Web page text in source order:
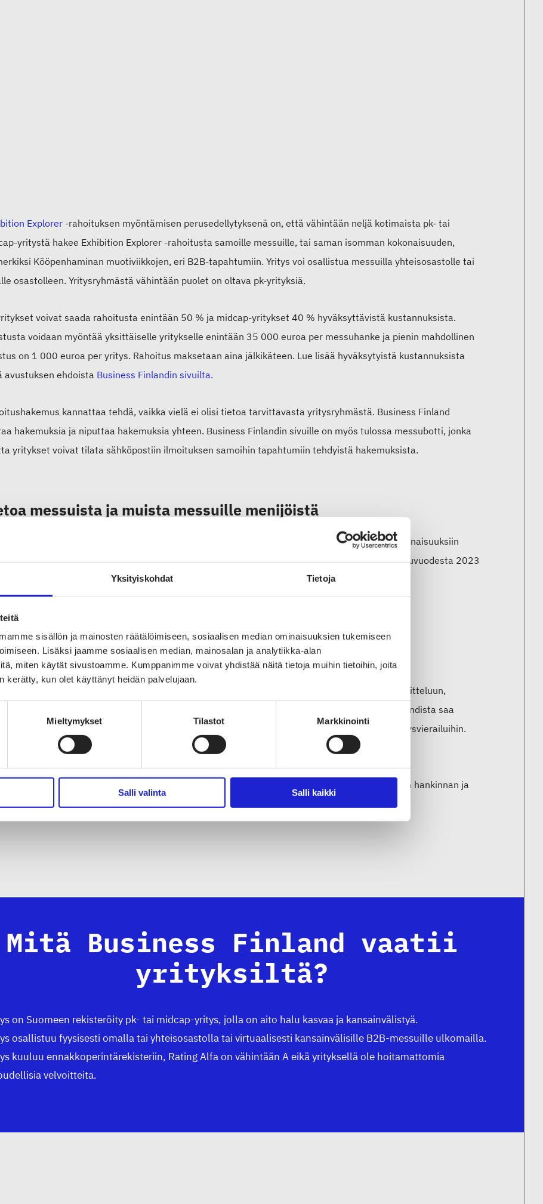
Yksityiskohdat Tietoja
sisällön ja mainosten räätälöimiseen, sosiaalisen median ominaisuuksien tukemiseen
Lisäksi jaamme sosiaalisen median, mainosalan ja analytiikka-alan
miten käytät sivustoamme. Kumppanimme voivat yhdistää näitä tietoja muihin tietoihin, joita
kerätty, kun olet käyttänyt heidän palvelujaan.
Mieltymykset Tilastot Markkinointi
Salli valinta Salli kaikki
Explorer -rahoituksen myöntämisen perusedellytyksenä on, että vähintään neljä kotimaista pk- tai
yritystä hakee Exhibition Explorer -rahoitusta samoille messuille, tai saman isomman kokonaisuuden,
Kööpenhaminan muotiviikkojen, eri B2B-tapahtumiin. Yritys voi osallistua messuilla yhteisosastolle tai
osastolleen. Yritysryhmästä vähintään puolet on oltava pk-yrityksiä.
voivat saada rahoitusta enintään 50 % ja midcap-yritykset 40 % hyväksyttävistä kustannuksista.
voidaan myöntää yksittäiselle yritykselle enintään 35 000 euroa per messuhanke ja pienin mahdollinen
on 1 000 euroa per yritys. Rahoitus maksetaan aina jälkikäteen. Lue lisää hyväksytyistä kustannuksista
avustuksen ehdoista Business Finlandin sivuilta.
kannattaa tehdä, vaikka vielä ei olisi tietoa tarvittavasta yritysryhmästä. Business Finland
hakemuksia ja niputtaa hakemuksia yhteen. Business Finlandin sivuille on myös tulossa messubotti, jonka
yritykset voivat tilata sähköpostiin ilmoituksen samoihin tapahtumiin tehdyistä hakemuksista.
messuista ja muista messuille menijöistä
messuille tai tapahtumakokonaisuuksiin
muita suomalaisyrityksiä.Saat myös vinkkejä alan tärkeimmistä messutapahtumista. Alkuvuodesta 2023
kooste messutapahtumista ja B2B-markkinapaikoista on ladattavissaJäsensivuilta
myös Business Finlandin Vientioppaaseen ja
Kansainvälisen liiketoiminnan oppaaseen
Finlandin Vientioppaaseen on koottu vinkkejä muun muassa kansainvälisen kasvun suunnitteluun,
hankintaan sekä Business Finlandin palveluihin suomalaisyrityksille. Business Finlandista saa
neuvontaa kansainvälistymisen suunnitteluun sekä apua kontaktien hankintaan ja yritysvierailuihin.
voit ladata Business Finlandin Mediapankista
Tekstiili ja Muodin Kansainvälisen liiketoiminnan opas tukee tekstiili- ja muotialan yritysten hankinnan ja
ensimmäisiä askelia sekä näihin liittyvän toiminnan kehittämistä. Lataa opas
Jäsensivuilta
Mitä Business Finland vaatii
yrityksiltä?
on Suomeen rekisteröity pk- tai midcap-yritys, jolla on aito halu kasvaa ja kansainvälistyä.
osallistuu fyysisesti omalla tai yhteisosastolla tai virtuaalisesti kansainvälisille B2B-messuille ulkomailla.
kuuluu ennakkoperintärekisteriin, Rating Alfa on vähintään A eikä yrityksellä ole hoitamattomia
velvoitteita.